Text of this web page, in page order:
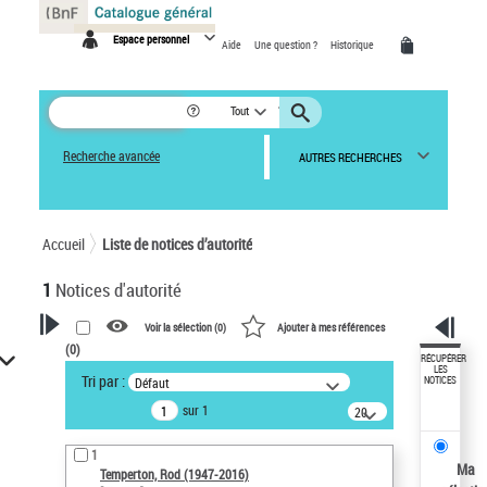
Espace personnel Aide Une question ? Historique
Tout
Recherche avancée AUTRES RECHERCHES
Accueil Liste de notices d’autorité
1 Notices d'autorité
VOTRE RECHERCHE
Recherche avancée dans les
notices d’autorité
Œuvres liées à l'auteur :
Temperton, Rod (1947-2016)
Voir la sélection (0) Ajouter à mes références
(0)
Tri par : Défaut
sur 1
20
résultats/page
1
Temperton, Rod (1947-2016)
RÉCUPÉRER
LES
NOTICES
Ma
Panneau de gestion des cookies